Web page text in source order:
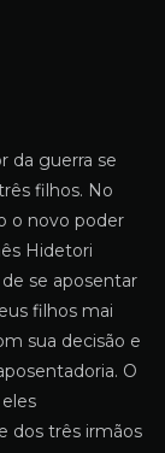
da guerra se
filhos. No
o novo poder
Hidetori
se aposentar
filhos mai
sua decisão e
O
dos três irmãos